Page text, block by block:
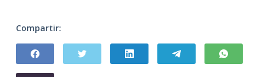
Compartir: